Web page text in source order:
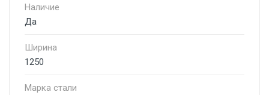
Наличие
Да
Ширина
1250
Марка стали